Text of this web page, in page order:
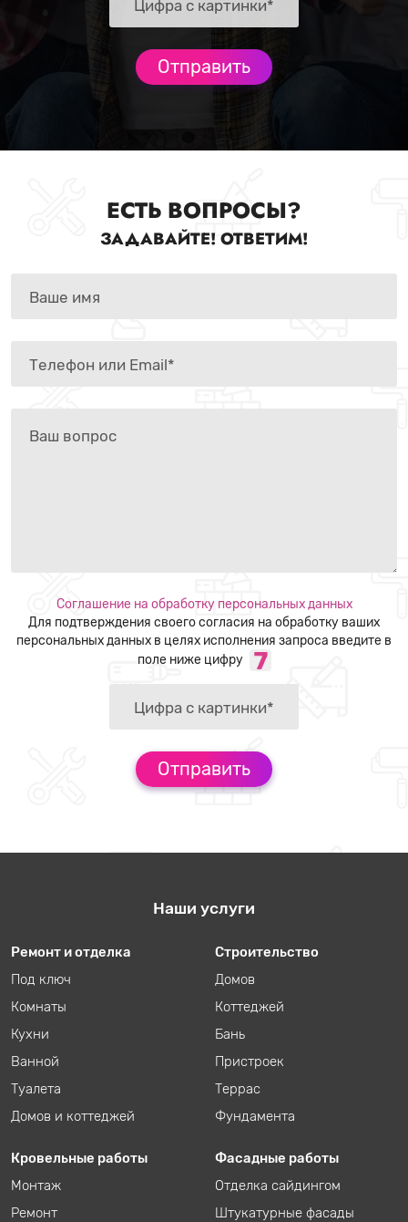
ЕСТЬ ВОПРОСЫ?
ЗАДАВАЙТЕ! ОТВЕТИМ!
Соглашение на обработку персональных данных
Для подтверждения своего согласия на обработку ваших
персональных данных в целях исполнения запроса введите в
поле ниже цифру
Наши услуги
Ремонт и отделка
Под ключ
Комнаты
Кухни
Ванной
Туалета
Домов и коттеджей
Строительство
Домов
Коттеджей
Бань
Пристроек
Террас
Фундамента
Кровельные работы
Монтаж
Ремонт
Фасадные работы
Отделка сайдингом
Штукатурные фасады